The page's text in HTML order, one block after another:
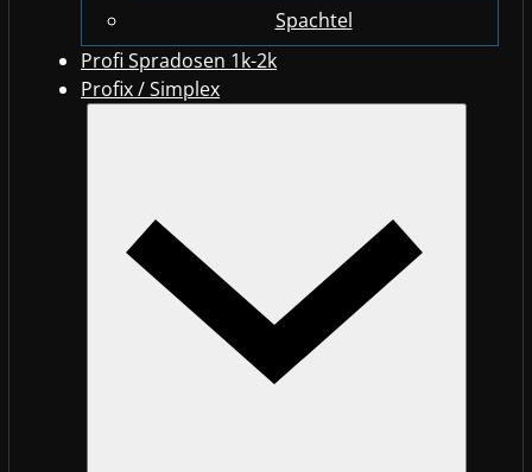
Spachtel
Profi Spradosen 1k-2k
Profix / Simplex